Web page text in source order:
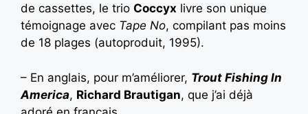
de cassettes, le trio Coccyx livre son unique
témoignage avec Tape No, compilant pas moins
de 18 plages (autoproduit, 1995).
– En anglais, pour m’améliorer, Trout Fishing In
America, Richard Brautigan, que j’ai déjà